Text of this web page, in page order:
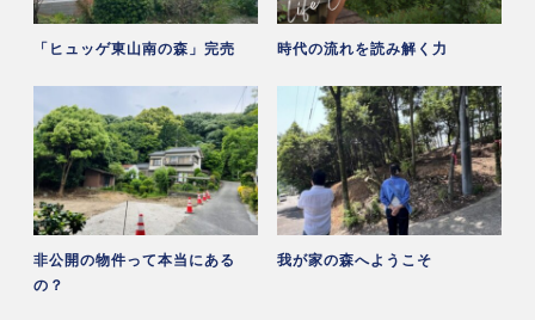
「ヒュッゲ東山南の森」完売 時代の流れを読み解く力
非公開の物件って本当にある
の？
我が家の森へようこそ